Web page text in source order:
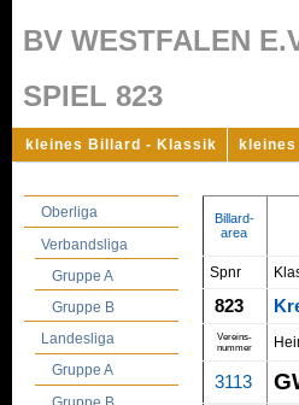
BV WESTFALEN
SPIEL 823
kleines Billard - Klassik
Oberliga
Verbandsliga
Gruppe A
Gruppe B
Landesliga
Gruppe A
Billard-
area
Spnr
823
Vereins-
nummer
3113